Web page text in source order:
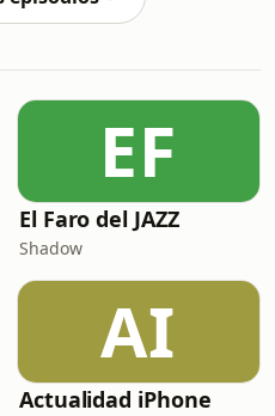
for advertising.
EF
El Faro del JAZZ
Shadow
AI
Actualidad iPhone